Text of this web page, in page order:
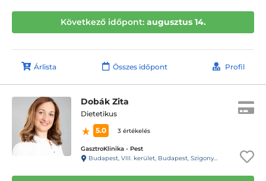
Következő időpont: augusztus 14.
Árlista Összes időpont Profil
Dobák Zita
Dietetikus
5.0
3 értékelés
GasztroKlinika - Pest
Budapest, VIII. kerület, Budapest, Szigony u. 26-32